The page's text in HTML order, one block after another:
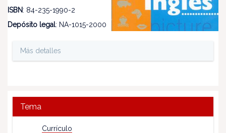
ISBN: 84-235-1990-2
Depósito legal: NA-1015-2000
Más detalles
Tema
Currículo